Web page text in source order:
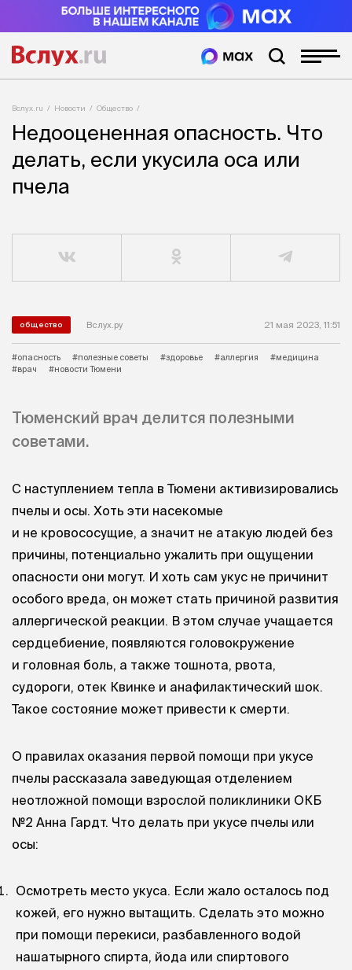
Вслух.ru Новости Общество
Недооцененная опасность. Что
делать, если укусила оса или
пчела
общество Вслух.ру 21 мая 2023, 11:51
#опасность #полезные советы #здоровье #аллергия
#медицина
#врач
#новости Тюмени
Тюменский врач делится полезными
советами.
С наступлением тепла в Тюмени активизировались
пчелы и осы. Хоть эти насекомые
и не кровососущие, а значит не атакую людей без
причины, потенциально ужалить при ощущении
опасности они могут. И хоть сам укус не причинит
особого вреда, он может стать причиной развития
аллергической реакции. В этом случае учащается
сердцебиение, появляются головокружение
и головная боль, а также тошнота, рвота,
судороги, отек Квинке и анафилактический шок.
Такое состояние может привести к смерти.
О правилах оказания первой помощи при укусе
пчелы рассказала заведующая отделением
неотложной помощи взрослой поликлиники ОКБ
№2 Анна Гардт. Что делать при укусе пчелы или
осы:
Осмотреть место укуса. Если жало осталось под
кожей, его нужно вытащить. Сделать это можно
при помощи перекиси, разбавленного водой
нашатырного спирта, йода или спиртового